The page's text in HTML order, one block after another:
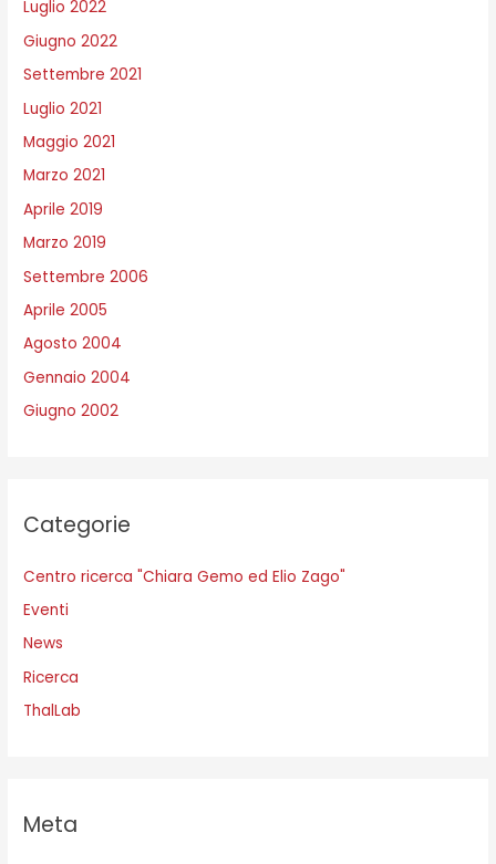
Luglio 2022
Giugno 2022
Settembre 2021
Luglio 2021
Maggio 2021
Marzo 2021
Aprile 2019
Marzo 2019
Settembre 2006
Aprile 2005
Agosto 2004
Gennaio 2004
Giugno 2002
Categorie
Centro ricerca "Chiara Gemo ed Elio Zago"
Eventi
News
Ricerca
ThalLab
Meta